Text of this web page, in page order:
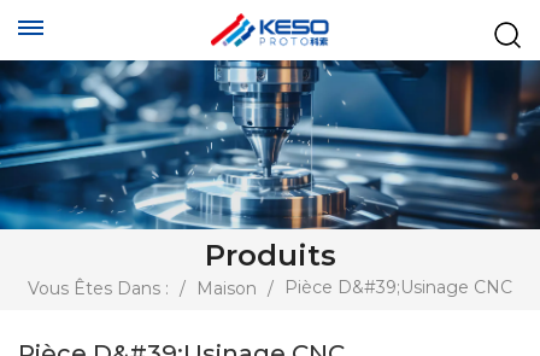
Produits
Vous Êtes Dans : / Maison / Pièce D&#39;usinage CNC